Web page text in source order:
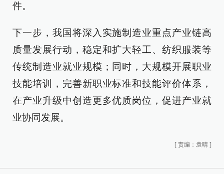
件。
下一步，我国将深入实施制造业重点产业链高
质量发展行动，稳定和扩大轻工、纺织服装等
传统制造业就业规模；同时，大规模开展职业
技能培训，完善新职业标准和技能评价体系，
在产业升级中创造更多优质岗位，促进产业就
业协同发展。
[ 责编：袁晴 ]